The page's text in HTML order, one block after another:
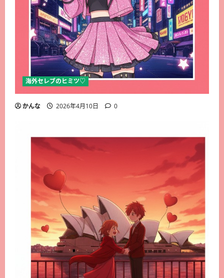
海外セレブのヒミツ♡
かんな 2026年4月10日 0